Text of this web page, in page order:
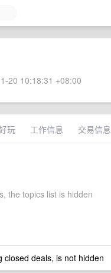
20 10:18:31 +08:00
玩 工作信息 交易信息
the topics list is hidden
deals, is not hidden